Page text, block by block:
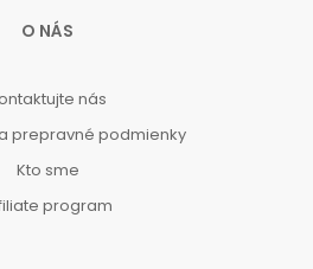
O NÁS
nás
prepravné podmienky
Kto sme
program